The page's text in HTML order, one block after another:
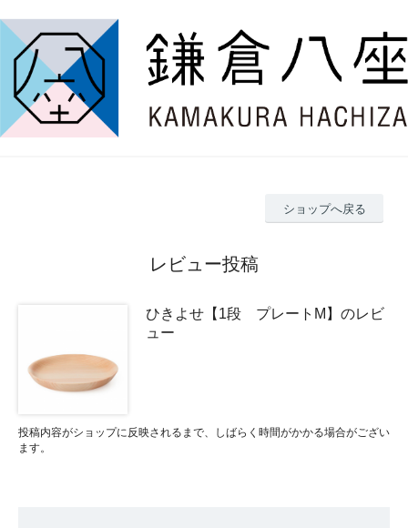
ショップへ戻る
レビュー投稿
ひきよせ【1段 プレートM】のレビ
ュー
投稿内容がショップに反映されるまで、しばらく時間がかかる場合がござい
ます。